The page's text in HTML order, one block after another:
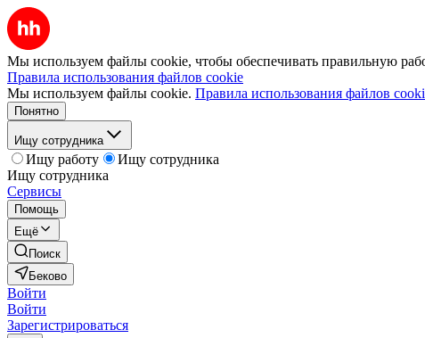
Мы используем файлы cookie, чтобы обеспечивать правильную
Правила использования файлов cookie
Мы используем файлы cookie. Правила использования файлов
Понятно
Ищу сотрудника
Ищу работу
Ищу сотрудника
Ищу сотрудника
Сервисы
Помощь
Ещё
Поиск
Беково
Войти
Войти
Зарегистрироваться